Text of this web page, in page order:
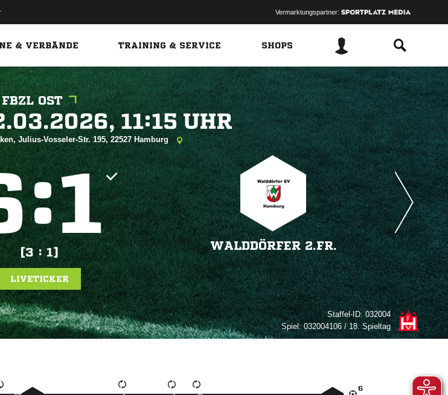
Vermarktungspartner:
& VERBÄNDE TRAINING & SERVICE SHOPS
FBZL OST
  
Julius-Vosseler-Str. 195, 22527 Hamburg
:
[3 : 1]
WALDDÖRFER 2.FR.
LIVETICKER
Staffel-ID:032004
Spiel:032004106 / 18. Spieltag
